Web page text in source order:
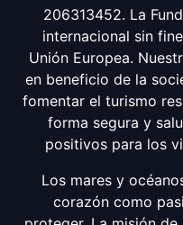
206313452. La
internacional sin
Unión Europea.
en beneficio de la
fomentar el turismo
forma segura y
positivos para los
Los mares y
corazón como